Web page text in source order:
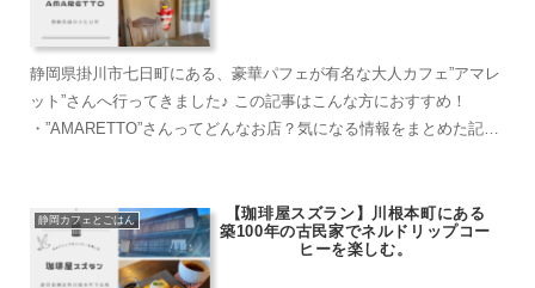
静岡県掛川市七日町にある、豪華パフェが有名な大人カフェ”アマレ
ット”さんへ行ってきました♪ この記事はこんな方におすすめ！
・”AMARETTO”さんってどんなお店？気になる情報をまとめた記事
静岡カフェとごはん
【珈琲屋スズラン】川根本町にある
築100年の古民家でネルドリップコー
ヒーを楽しむ。